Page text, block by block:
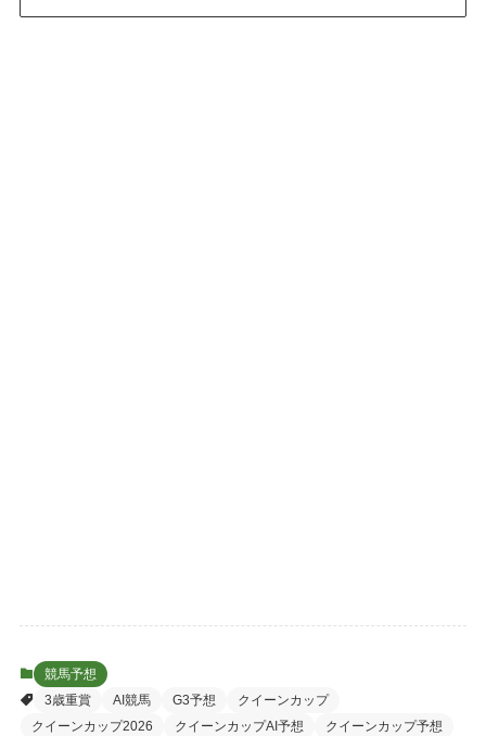
競馬予想
3歳重賞
AI競馬 G3予想
クイーンカップ
クイーンカップ2026
クイーンカップAI予想
クイーンカップ予想